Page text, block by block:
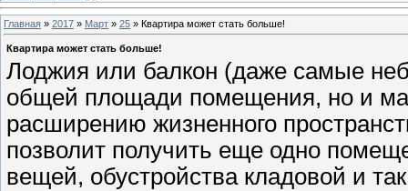
Главная » 2017 » Март » 25 » Квартира может стать больше!
Квартира может стать больше!
Лоджия или балкон (даже самые
общей площади помещения, но и
расширению жизненного
позволит получить еще одно
вещей, обустройства кладовой и